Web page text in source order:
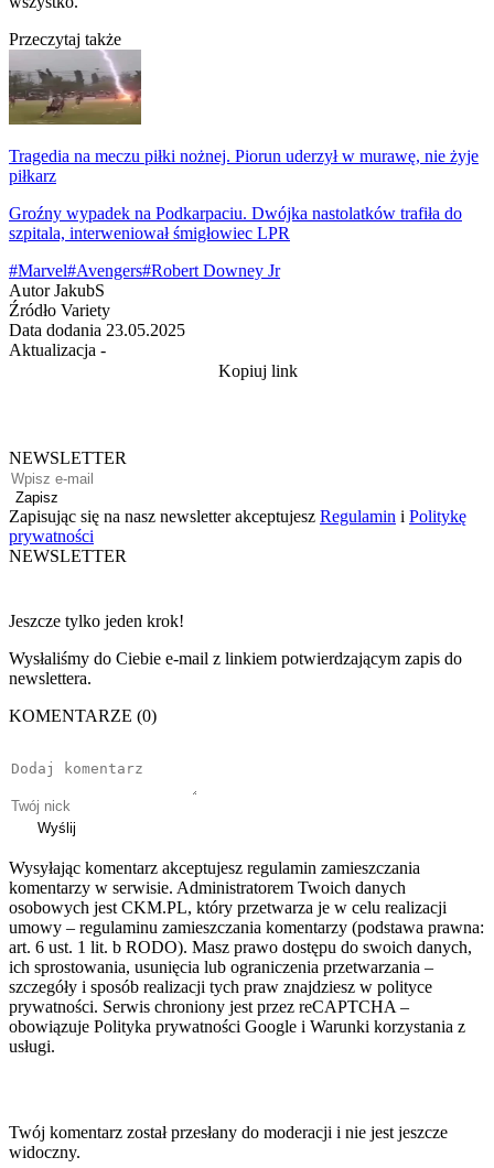
Przeczytaj także
Tragedia na meczu piłki nożnej. Piorun uderzył w murawę, nie żyje
piłkarz
Groźny wypadek na Podkarpaciu. Dwójka nastolatków trafiła do
szpitala, interweniował śmigłowiec LPR
#Marvel#Avengers#Robert Downey Jr
Autor JakubS
Źródło Variety
Data dodania 23.05.2025
Aktualizacja -
Kopiuj link
NEWSLETTER
Zapisz
Zapisując się na nasz newsletter akceptujesz Regulamin i Politykę
prywatności
NEWSLETTER
Jeszcze tylko jeden krok!
Wysłaliśmy do Ciebie e-mail z linkiem potwierdzającym zapis do
newslettera.
KOMENTARZE (0)
Wyślij
Wysyłając komentarz akceptujesz regulamin zamieszczania
komentarzy w serwisie. Administratorem Twoich danych
osobowych jest CKM.PL, który przetwarza je w celu realizacji
umowy – regulaminu zamieszczania komentarzy (podstawa prawna:
art. 6 ust. 1 lit. b RODO). Masz prawo dostępu do swoich danych,
ich sprostowania, usunięcia lub ograniczenia przetwarzania –
szczegóły i sposób realizacji tych praw znajdziesz w polityce
prywatności. Serwis chroniony jest przez reCAPTCHA –
obowiązuje Polityka prywatności Google i Warunki korzystania z
usługi.
Twój komentarz został przesłany do moderacji i nie jest jeszcze
widoczny.